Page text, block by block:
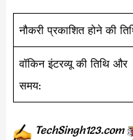
नौकरी प्रकाशित होने की
वॉकिन इंटरव्यू की तिथि और
समय:
TechSingh123.com